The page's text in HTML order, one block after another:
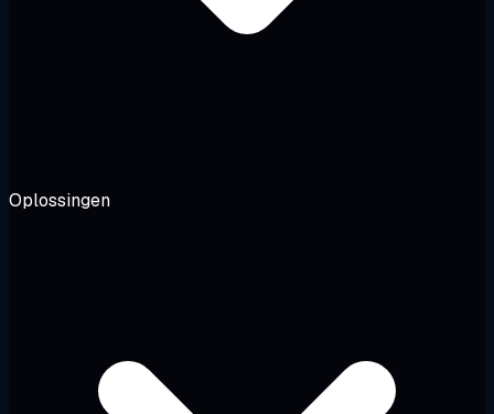
Oplossingen